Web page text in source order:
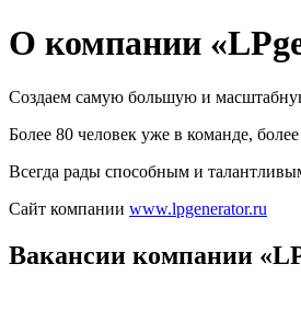
О компании
Создаем самую большую и
Более 80 человек уже в команде,
Всегда рады способным и
Сайт компании www.lpgenerator.ru
Вакансии компании